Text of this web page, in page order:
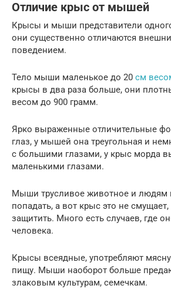
Отличие крыс от мышей
Крысы и мыши представители
они существенно отличаются
поведением.
Тело мыши маленькое до 20 см
крысы в два раза больше, они
весом до 900 грамм.
Ярко выраженные отличительные
глаз, у мышей она треугольная и
с большими глазами, у крыс морда
маленькими глазами.
Мыши трусливое животное и людям
попадать, а вот крыс это не
защитить. Много есть случаев, где
человека.
Крысы всеядные, употребляют
пищу. Мыши наоборот больше
злаковым культурам, семечкам.